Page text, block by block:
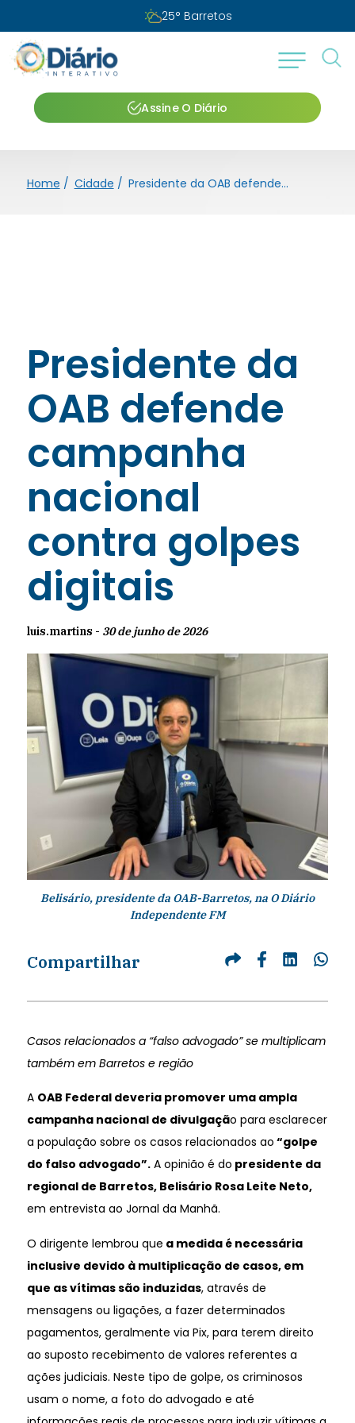
25°Barretos
Assine O Diário
Home / Cidade / Presidente da OAB defende campanha nacional contra golpes digitais
Presidente da
OAB defende
campanha
nacional
contra golpes
digitais
luis.martins - 30 de junho de 2026
Belisário, presidente da OAB-Barretos, na O Diário
Independente FM
Compartilhar
Casos relacionados a “falso advogado” se multiplicam
também em Barretos e região
A OAB Federal deveria promover uma ampla
campanha nacional de divulgação para esclarecer
a população sobre os casos relacionados ao “golpe
do falso advogado”.A opinião é do presidente da
regional de Barretos, Belisário Rosa Leite Neto,
em entrevista ao Jornal da Manhã.
O dirigente lembrou que a medida é necessária
inclusive devido à multiplicação de casos, em
que as vítimas são induzidas, através de
mensagens ou ligações, a fazer determinados
pagamentos, geralmente via Pix, para terem direito
ao suposto recebimento de valores referentes a
ações judiciais. Neste tipo de golpe, os criminosos
usam o nome, a foto do advogado e até